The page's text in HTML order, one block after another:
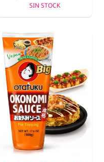
SIN STOCK